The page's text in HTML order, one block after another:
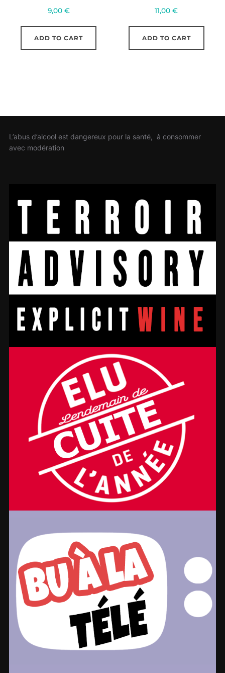
9,00 €
ADD TO CART
11,00€
ADD TO CART
L’abus d’alcool est dangereux pour la santé, à consommer
avec modération